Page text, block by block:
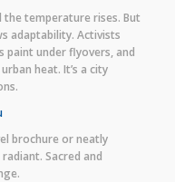
the temperature rises. But
adaptability. Activists
paint under flyovers, and
heat. It’s a city
brochure or neatly
Sacred and